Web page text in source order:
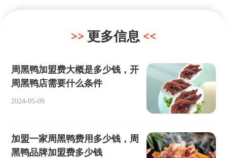
更多信息
周黑鸭加盟费大概是多少钱，开
周黑鸭店需要什么条件
2024-05-09
加盟一家周黑鸭费用多少钱，周
黑鸭品牌加盟费多少钱